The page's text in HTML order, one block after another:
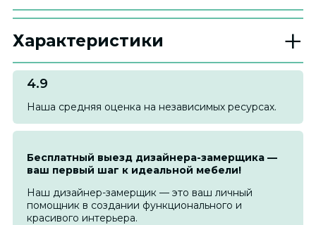
Характеристики
4.9
Наша средняя оценка на независимых ресурсах.
Бесплатный выезд дизайнера-замерщика —
ваш первый шаг к идеальной мебели!
Наш дизайнер-замерщик — это ваш личный
помощник в создании функционального и
красивого интерьера.